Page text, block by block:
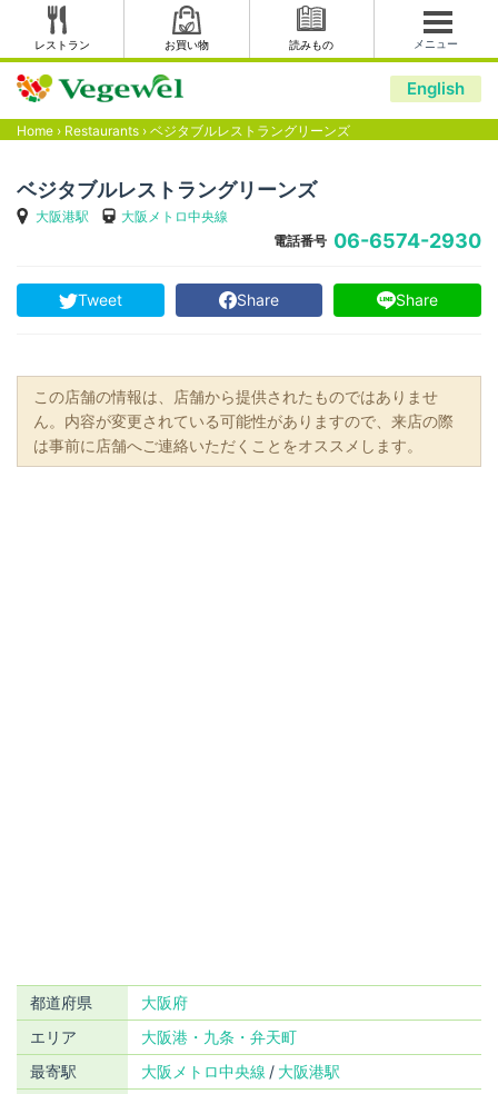
レストラン お買い物 読みもの メニュー
English
Home › Restaurants › ベジタブルレストラングリーンズ
ベジタブルレストラングリーンズ
大阪港駅
大阪メトロ中央線
電話番号 06-6574-2930
Tweet Share Share
この店舗の情報は、店舗から提供されたものではありませ
ん。内容が変更されている可能性がありますので、来店の際
は事前に店舗へご連絡いただくことをオススメします。
都道府県
大阪府
エリア
大阪港・九条・弁天町
最寄駅
大阪メトロ中央線
大阪港駅